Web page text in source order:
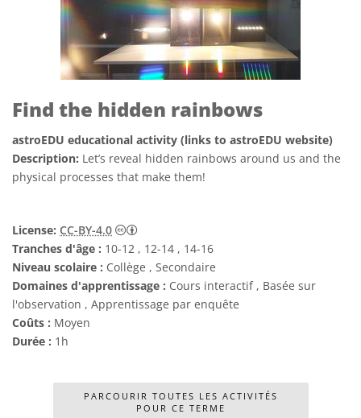
Find the hidden rainbows
astroEDU educational activity (links to astroEDU website)
Description: Let’s reveal hidden rainbows around us and the
physical processes that make them!
License: CC-BY-4.0
Creative Commons (CC) Attribution 4.0
Tranches d'âge : 10-12 , 12-14 , 14-16
Niveau scolaire : Collège , Secondaire
Domaines d'apprentissage : Cours interactif , Basée sur
l'observation , Apprentissage par enquête
Coûts : Moyen
Durée : 1h
PARCOURIR TOUTES LES ACTIVITÉS
POUR CE TERME